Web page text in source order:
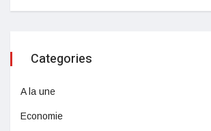
Categories
A la une
Economie